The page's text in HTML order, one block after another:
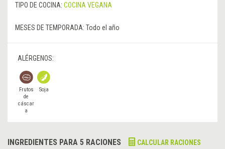
TIPO DE COCINA: COCINA VEGANA
MESES DE TEMPORADA: Todo el año
ALÉRGENOS:
Frutos
de
cáscar
a
Soja
INGREDIENTES PARA 5 RACIONES CALCULAR RACIONES